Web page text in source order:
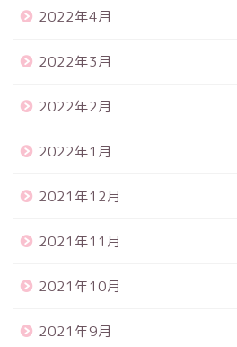
2022年4月
2022年3月
2022年2月
2022年1月
2021年12月
2021年11月
2021年10月
2021年9月